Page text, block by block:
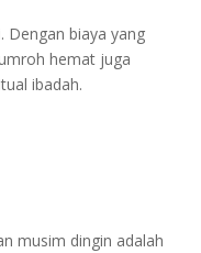
Dengan biaya yang
hemat juga
ibadah.
musim dingin adalah